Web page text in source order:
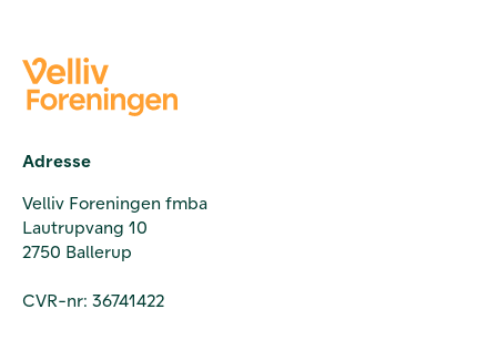
Adresse
Velliv Foreningen fmba
Lautrupvang 10
2750 Ballerup
CVR-nr: 36741422